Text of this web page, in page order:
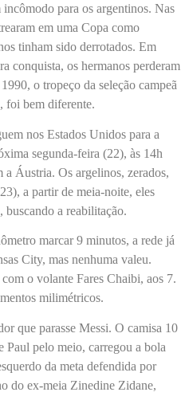
para os argentinos. Nas
em uma Copa como
tinham sido derrotados. Em
conquista, os hermanos perderam
o tropeço da seleção campeã
foi bem diferente.
nos Estados Unidos para a
segunda-feira (22), às 14h
Áustria. Os argelinos, zerados,
a partir de meia-noite, eles
buscando a reabilitação.
marcar 9 minutos, a rede já
City, mas nenhuma valeu.
o volante Fares Chaibi, aos 7.
milimétricos.
que parasse Messi. O camisa 10
pelo meio, carregou a bola
da meta defendida por
do ex-meia Zinedine Zidane,